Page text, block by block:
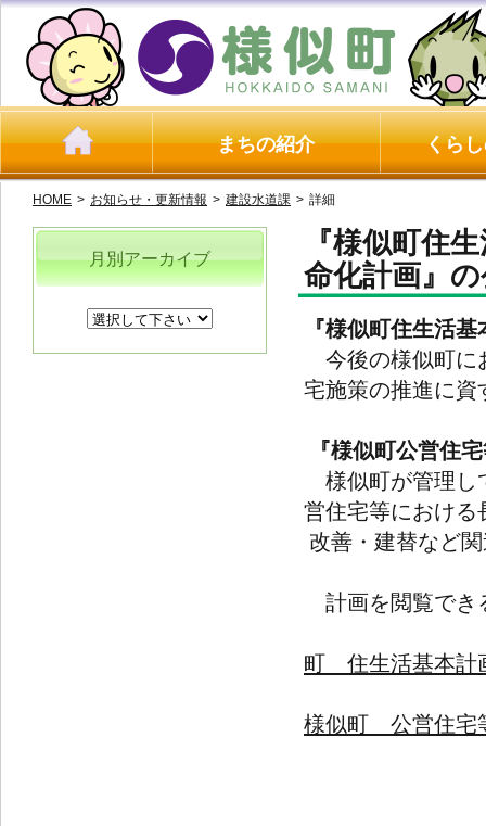
まちの紹介 くら
HOME > お知らせ・更新情報 > 建設水道課 > 詳細
『様似町住
命化計画』
『様似町住生活
今後の様似町に
宅施策の推進に資
『様似町公営住
様似町が管理し
営住宅等における
改善・建替など
計画を閲覧で
町 住生活基本計
様似町 公営住宅
月別アーカイブ